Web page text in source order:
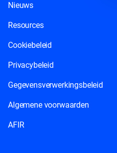
Nieuws
Resources
Cookiebeleid
Privacybeleid
Gegevensverwerkingsbeleid
Algemene voorwaarden
AFIR